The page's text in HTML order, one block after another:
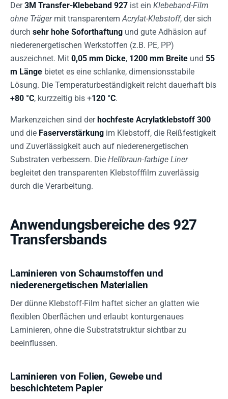
Der3M Transfer-Klebeband 927 ist ein Klebeband-Film
ohne Trägermit transparentemAcrylat-Klebstoff, der sich
durch sehr hohe Soforthaftung und gute Adhäsion auf
niederenergetischen Werkstoffen (z.B. PE, PP)
auszeichnet. Mit 0,05 mm Dicke, 1200 mm Breite und 55
m Länge bietet es eine schlanke, dimensionsstabile
Lösung. Die Temperaturbeständigkeit reicht dauerhaft bis
+80 °C, kurzzeitig bis +120 °C.
Markenzeichen sind derhochfeste Acrylatklebstoff 300
und die Faserverstärkung im Klebstoff, die Reißfestigkeit
und Zuverlässigkeit auch auf niederenergetischen
Substraten verbessern. Die Hellbraun-farbige Liner
begleitet den transparenten Klebstofffilm zuverlässig
durch die Verarbeitung.
Anwendungsbereiche des 927
Transfersbands
Laminieren von Schaumstoffen und
niederenergetischen Materialien
Der dünne Klebstoff-Film haftet sicher an glatten wie
flexiblen Oberflächen und erlaubt konturgenaues
Laminieren, ohne die Substratstruktur sichtbar zu
beeinflussen.
Laminieren von Folien, Gewebe und
beschichtetem Papier